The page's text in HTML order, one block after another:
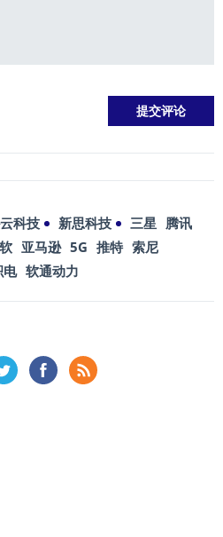
科技 新思科技 三星 腾讯
亚马逊 5G 推特 索尼
电 软通动力